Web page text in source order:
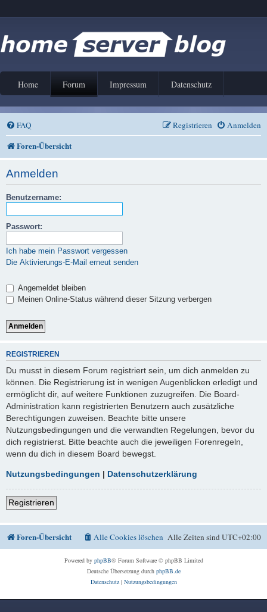
Home Forum Impressum Datenschutz
FAQ Anmelden
Registrieren
Foren-Übersicht
Anmelden
Benutzername:
Passwort:
Ich habe mein Passwort vergessen
Die Aktivierungs-E-Mail erneut senden
Angemeldet bleiben
Meinen Online-Status während dieser Sitzung verbergen
REGISTRIEREN
Du musst in diesem Forum registriert sein, um dich anmelden zu
können. Die Registrierung ist in wenigen Augenblicken erledigt und
ermöglicht dir, auf weitere Funktionen zuzugreifen. Die Board-
Administration kann registrierten Benutzern auch zusätzliche
Berechtigungen zuweisen. Beachte bitte unsere
Nutzungsbedingungen und die verwandten Regelungen, bevor du
dich registrierst. Bitte beachte auch die jeweiligen Forenregeln,
wenn du dich in diesem Board bewegst.
Nutzungsbedingungen | Datenschutzerklärung
Registrieren
Foren-Übersicht Alle Zeiten sindUTC+02:00
Alle Cookies löschen
Powered by phpBB® Forum Software © phpBB Limited
Deutsche Übersetzung durch phpBB.de
Datenschutz| Nutzungsbedingungen